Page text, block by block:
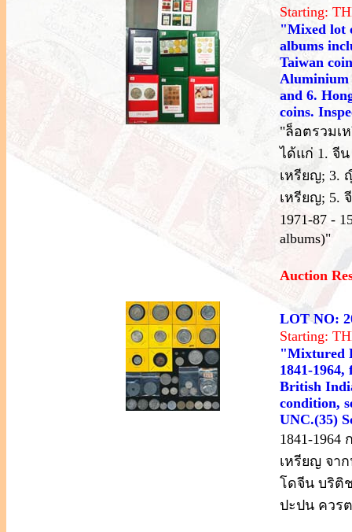
Starting:
"Mixed lot
albums
Taiwan
Aluminium
and 6.
coins.
"ล็อตรวมเ
ได้แก่ 1. จีน
เหรียญ; 3.
เหรียญ; 5.
1971-87 -
albums)"
Auction
LOT NO:
Starting:
"Mixtured
1841-
British
condition,
UNC.(35)
1841-
เหรียญ จา
โดจีน บริติ
ปะปน ควร